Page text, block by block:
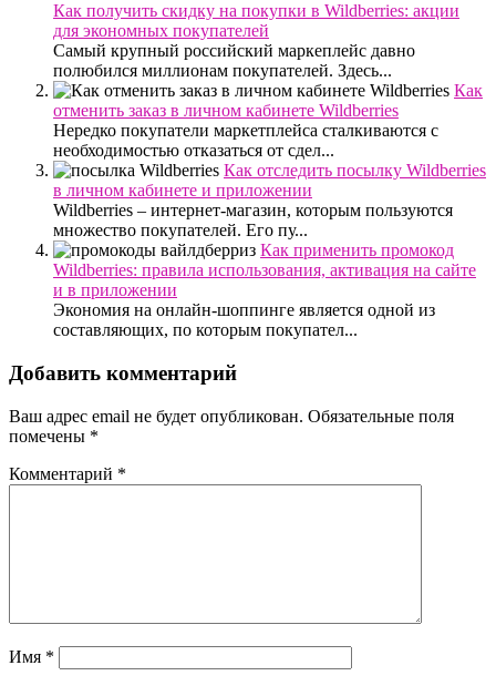
Как получить скидку на покупки в Wildberries: акции
для экономных покупателей
Самый крупный российский маркеплейс давно
полюбился миллионам покупателей. Здесь...
Как
отменить заказ в личном кабинете Wildberries
Нередко покупатели маркетплейса сталкиваются с
необходимостью отказаться от сдел...
Как отследить посылку Wildberries
в личном кабинете и приложении
Wildberries – интернет-магазин, которым пользуются
множество покупателей. Его пу...
Как применить промокод
Wildberries: правила использования, активация на сайте
и в приложении
Экономия на онлайн-шоппинге является одной из
составляющих, по которым покупател...
Добавить комментарий
Ваш адрес email не будет опубликован. Обязательные поля
помечены *
Комментарий *
Имя *